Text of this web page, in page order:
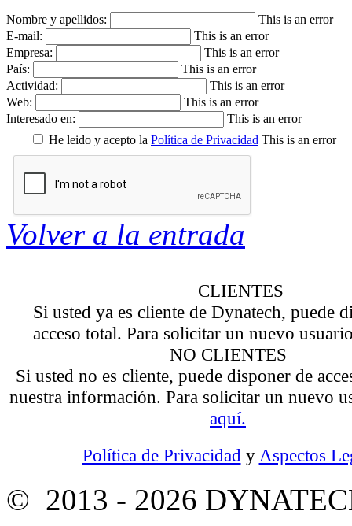
Nombre y apellidos:
This is an error
E-mail:
This is an error
Empresa:
This is an error
País:
This is an error
Actividad:
This is an error
Web:
This is an error
Interesado en:
This is an error
He leido y acepto la Política de Privacidad This is an error
Volver a la entrada
CLIENTES
Si usted ya es cliente de Dynatech, puede
acceso total. Para solicitar un nuevo
NO CLIENTES
Si usted no es cliente, puede disponer de
nuestra información. Para solicitar un nuevo
aquí.
Política de Privacidad y Aspectos
© 2013 - 2026